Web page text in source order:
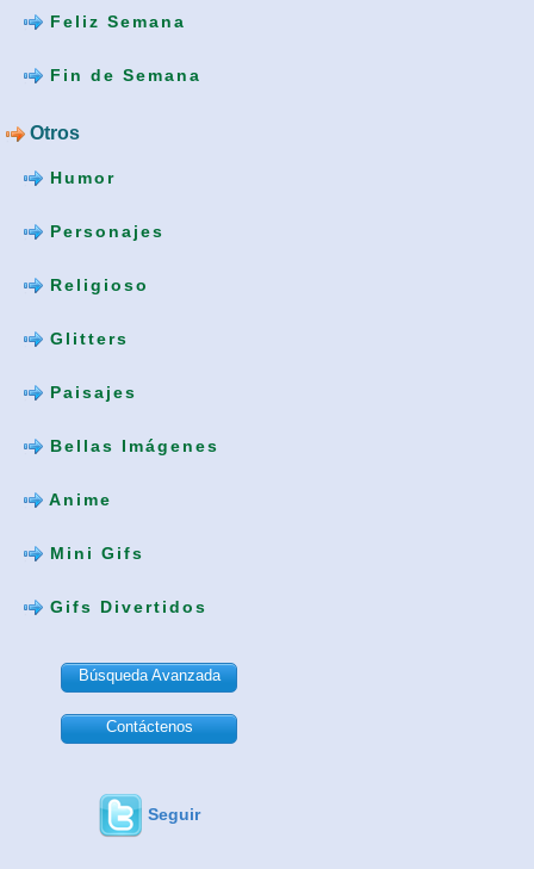
Feliz Semana
Fin de Semana
Otros
Humor
Personajes
Religioso
Glitters
Paisajes
Bellas Imágenes
Anime
Mini Gifs
Gifs Divertidos
Búsqueda Avanzada
Contáctenos
Seguir